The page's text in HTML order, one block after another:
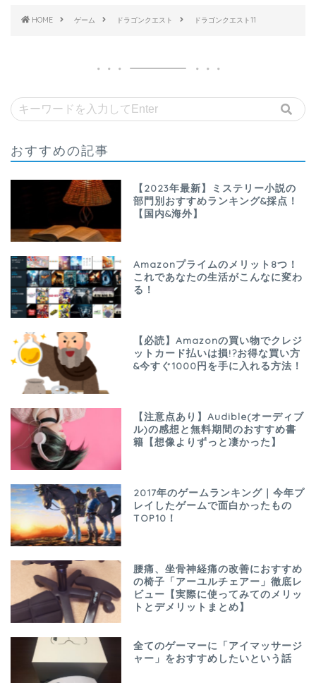
HOME ゲーム ドラゴンクエスト ドラゴンクエスト11
おすすめの記事
【2023年最新】ミステリー小説の
部門別おすすめランキング&採点！
【国内&海外】
Amazonプライムのメリット8つ！
これであなたの生活がこんなに変わ
る！
【必読】Amazonの買い物でクレジ
ットカード払いは損!?お得な買い方
&今すぐ1000円を手に入れる方法！
【注意点あり】Audible(オーディブ
ル)の感想と無料期間のおすすめ書
籍【想像よりずっと凄かった】
2017年のゲームランキング｜今年プ
レイしたゲームで面白かったもの
TOP10！
腰痛、坐骨神経痛の改善におすすめ
の椅子「アーユルチェアー」徹底レ
ビュー【実際に使ってみてのメリッ
トとデメリットまとめ】
全てのゲーマーに「アイマッサージ
ャー」をおすすめしたいという話